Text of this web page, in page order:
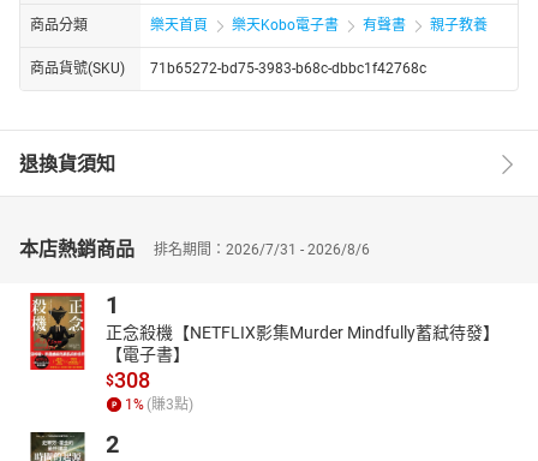
03.為什麼雷雨後，空氣變得清新
05.龍捲風和颱風有什麼區別
06.為什麼夏天會下冰雹
09.什麼叫做暖氣團
10.為什麼有些地方的泉水可以治病
12.為什麼夏天晴朗的晚上會有露水形成
14.為什麼冬天的早晨常有濃霧
商品分類 樂天首頁 樂天Kobo電子書 有聲書 親子教養
商品貨號(SKU) 71b65272-bd75-3983-b68c-dbbc1f42768c
退換貨須知
本店熱銷商品 排名期間：2026/7/31 - 2026/8/6
1
正念殺機【NETFLIX影集Murder Mindfully蓄弒待發】
【電子書】
$308
1 % (賺3點)
2